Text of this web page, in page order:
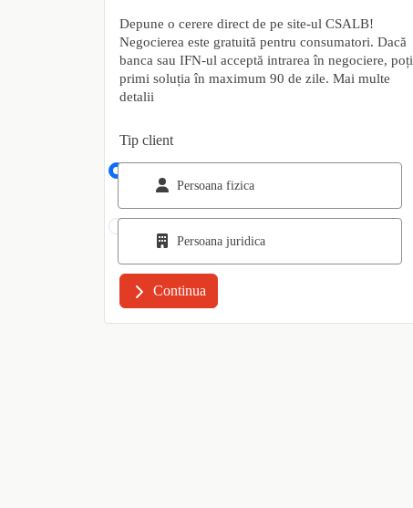
Depune o cerere direct de pe site-ul CSALB!
Negocierea este gratuită pentru consumatori. Dacă
banca sau IFN-ul acceptă intrarea în negociere, poți
primi soluția în maximum 90 de zile. Mai multe
detalii
Tip client
Persoana fizica
Persoana juridica
Continua